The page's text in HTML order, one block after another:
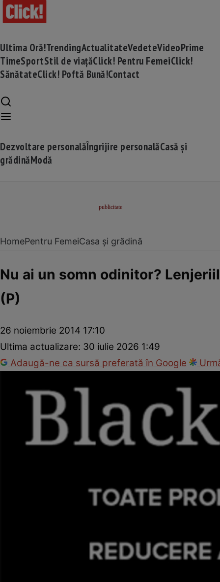
Ultima Oră!TrendingActualitateVedeteVideoPrime
TimeSportStil de viațăClick! Pentru FemeiClick!
SănătateClick! Poftă Bună!Contact
Dezvoltare personalăÎngrijire personalăCasă și
grădinăModă
HomePentru FemeiCasa și grădină
Nu ai un somn odinitor?
(P)
26 noiembrie 2014 17:10
Ultima actualizare: 30 iulie 2026 1:49
Adaugă-ne ca sursă preferată în Google